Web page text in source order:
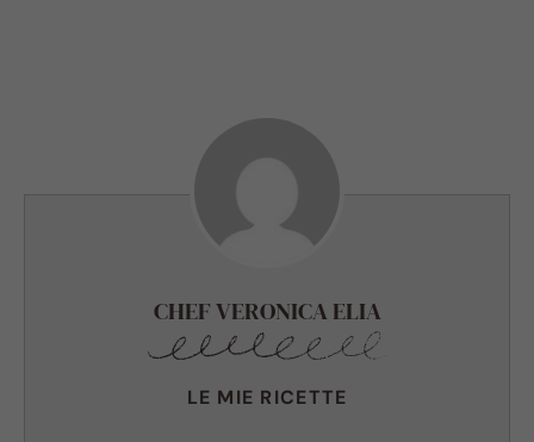
CHEF VERONICA ELIA
LE MIE RICETTE